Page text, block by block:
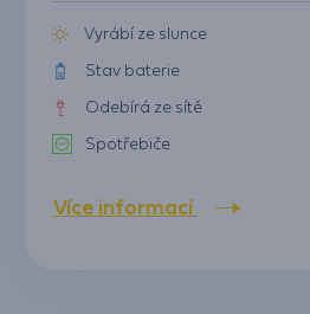
Vyrábí ze slunce
Stav baterie
Odebírá ze sítě
Spotřebiče
Více informací